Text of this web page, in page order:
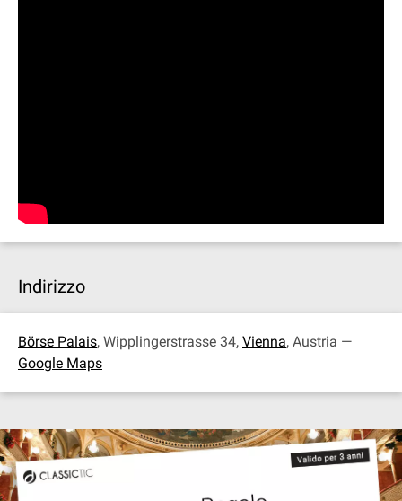
Indirizzo
Börse Palais, Wipplingerstrasse 34, Vienna, Austria —
Google Maps